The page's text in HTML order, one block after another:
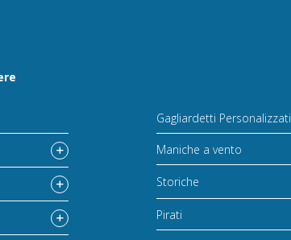
Gagliardetti Personalizzati
Maniche a vento
Storiche
Pirati